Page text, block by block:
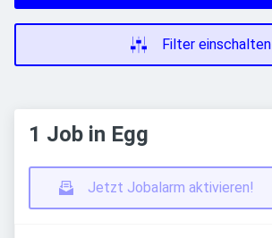
Filter einschalten
1 Job in Egg
Jetzt Jobalarm aktivieren!